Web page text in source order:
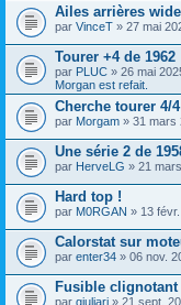
Ailes arrières
par VinceT » 27 mai
Tourer +4 de 1962
par PLUC » 26 mai
Morgan est refait.
Cherche tourer 4/
par Morgam » 31 mars
Une série 2 de
par HerveLG » 21
Hard top !
par M0RGAN » 13
Calorstat sur
par enter34 » 06 nov.
Fusible clignotant
par giuliari » 21 sept.